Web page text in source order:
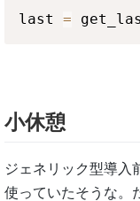
last =
小休憩
ジェネリック型導入
使っていたそうな。